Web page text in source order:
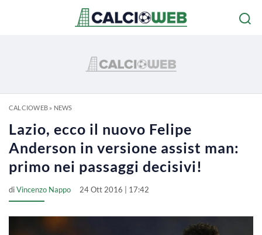
CALCIOWEB» NEWS
Lazio, ecco il nuovo Felipe
Anderson in versione assist man:
primo nei passaggi decisivi!
diVincenzo Nappo 24 Ott 2016 | 17:42